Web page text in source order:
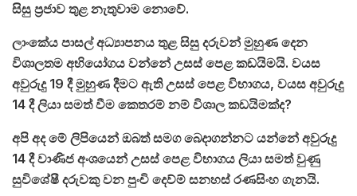
සිසු ප්‍රජාව තුළ නැතුවාම නොවේ.
ලාංකේය පාසල් අධ්‍යාපනය තුළ සිසු දරුවන් මුහුණ දෙන
විශාලතම අභියෝගය වන්නේ උසස් පෙළ කඩයිමයි. වයස
අවුරුදු 19 දී මුහුණ දීමට ඇති උසස් පෙළ විභාගය, වයස අවුරුදු
14 දී ලියා සමත් වීම කෙතරම් නම් විශාල කඩයිමක්ද?
අපි අද මේ ලිපියෙන් ඔබත් සමග බෙදාගන්නට යන්නේ අවුරුදු
14 දී වාණිජ අංශයෙන් උසස් පෙළ විභාගය ලියා සමත් වුණු
සුවිශේෂී දරුවකු වන පුංචි දෙව්ම් සනහස් රණසිංහ ගැනයි.